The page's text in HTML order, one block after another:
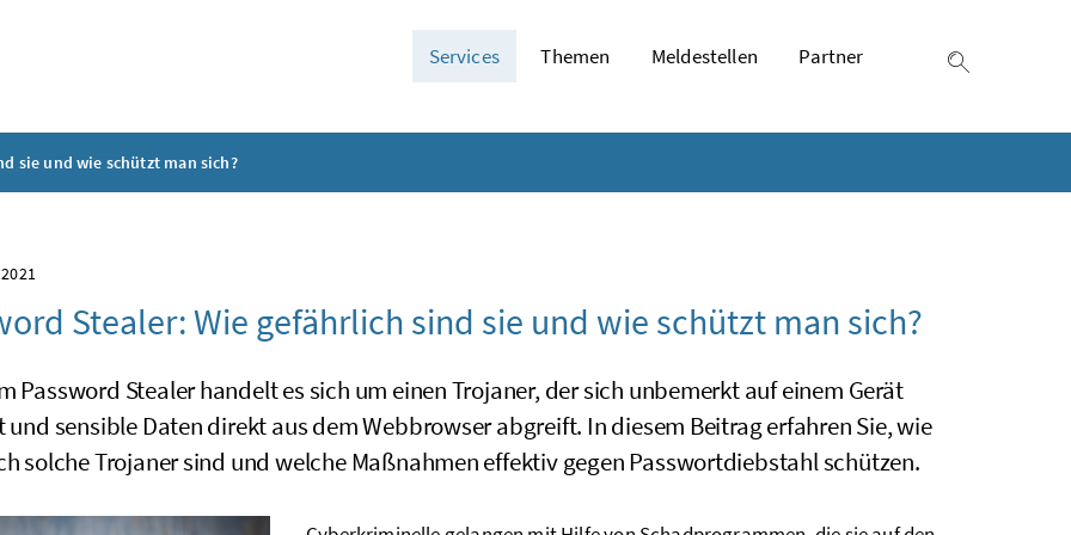
Services Themen Meldestellen Partner
sie und wie schützt man sich?
Stealer: Wie gefährlich sind sie und wie schützt man sich?
Password Stealer handelt es sich um einen Trojaner, der sich unbemerkt auf einem Gerät
und sensible Daten direkt aus dem Webbrowser abgreift. In diesem Beitrag erfahren Sie, wie
solche Trojaner sind und welche Maßnahmen effektiv gegen Passwortdiebstahl schützen.